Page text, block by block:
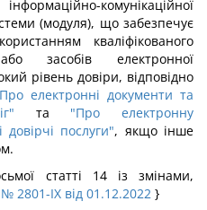
комунікаційної
(модуля), що забезпечує
кваліфікованого
засобів електронної
рівень довіри, відповідно
електронні документи та
та "Про електронну
довірчі послуги", якщо інше
статті 14 із змінами,
№ 2801-IX від 01.12.2022 }